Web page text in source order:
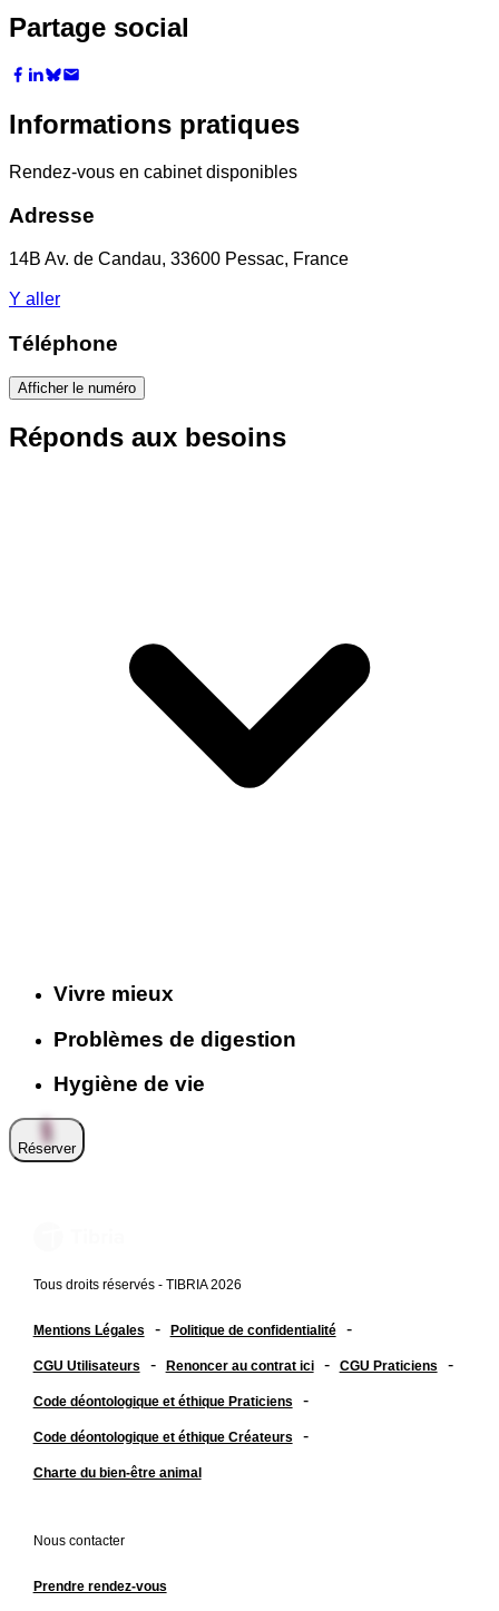
Partage social
Informations pratiques
Rendez-vous en cabinet disponibles
Adresse
14B Av. de Candau, 33600 Pessac, France
Y aller
Téléphone
Afficher le numéro
Réponds aux besoins
Vivre mieux
Problèmes de digestion
Hygiène de vie
Réserver
Tous droits réservés - TIBRIA 2026
Mentions Légales - Politique de confidentialité -
CGU Utilisateurs - Renoncer au contrat ici - CGU Praticiens -
Code déontologique et éthique Praticiens -
Code déontologique et éthique Créateurs -
Charte du bien-être animal
Nous contacter
Prendre rendez-vous